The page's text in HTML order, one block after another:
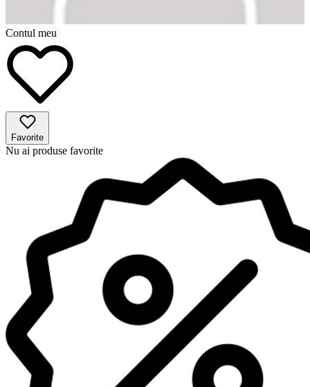
Contul meu
Favorite
Nu ai produse favorite